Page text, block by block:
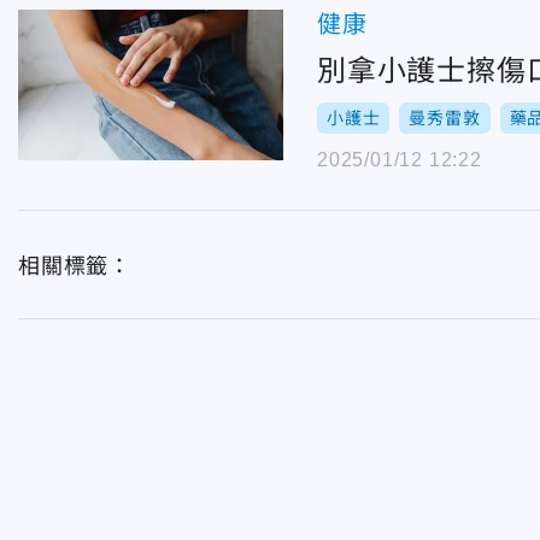
健康
別拿小護士擦傷
小護士 曼秀雷敦 藥
2025/01/12 12:22
相關標籤：